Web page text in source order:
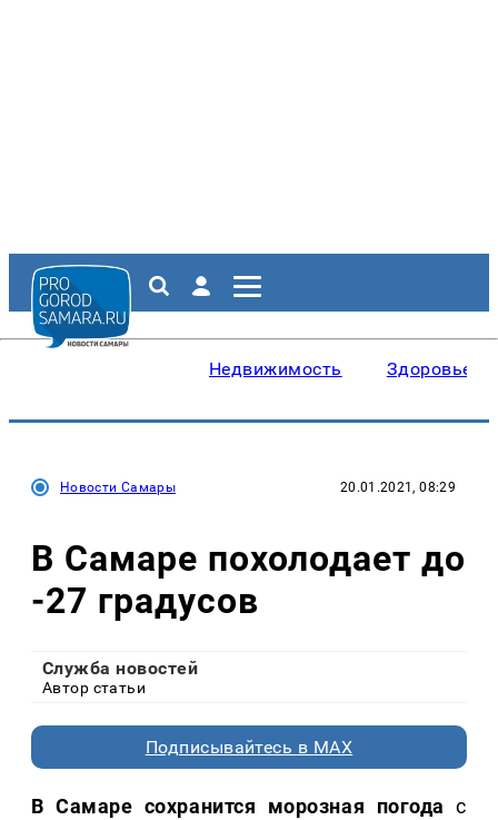
Недвижимость Здоровье
Новости Самары 20.01.2021, 08:29
В Самаре похолодает до
-27 градусов
Служба новостей
Автор статьи
Подписывайтесь в MAX
В Самаре сохранится морозная погодас